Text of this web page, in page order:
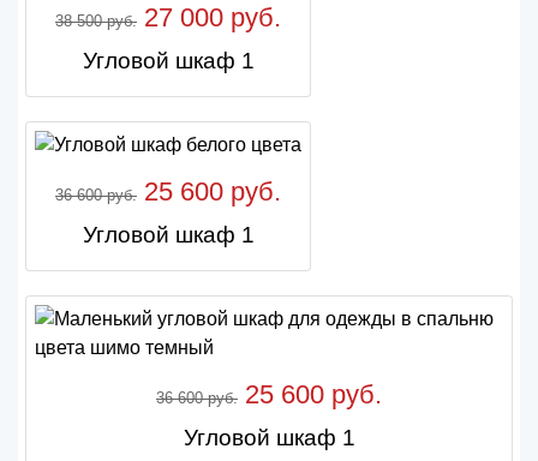
38 500 руб. 27 000 руб.
Угловой шкаф 1
36 600 руб. 25 600 руб.
Угловой шкаф 1
36 600 руб. 25 600 руб.
Угловой шкаф 1